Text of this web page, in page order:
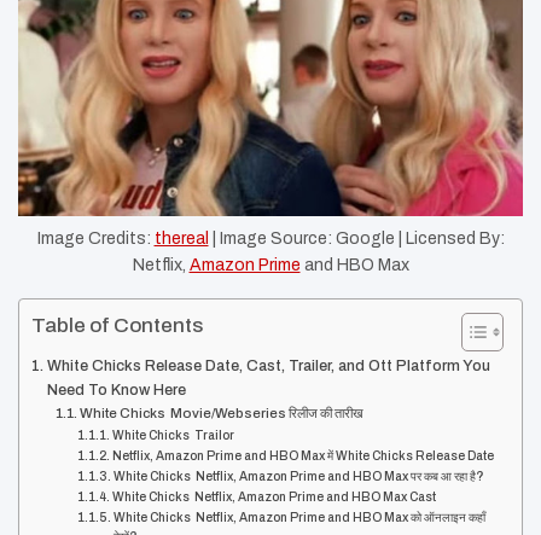
Image Credits: thereal
| Image Source: Google | Licensed By:
Netflix, Amazon Prime and HBO Max
Table of Contents
White Chicks Release Date, Cast, Trailer, and Ott Platform You
Need To Know Here
White Chicks Movie/Webseries रिलीज की तारीख
White Chicks Trailor
Netflix, Amazon Prime and HBO Max में White Chicks Release Date
White Chicks Netflix, Amazon Prime and HBO Max पर कब आ रहा है?
White Chicks Netflix, Amazon Prime and HBO Max Cast
White Chicks Netflix, Amazon Prime and HBO Max को ऑनलाइन कहाँ